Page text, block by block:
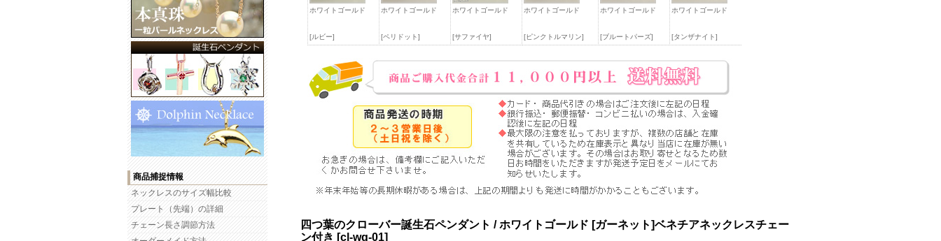
商品捕捉情報
ネックレスのサイズ幅比較
プレート（先端）の詳細
チェーン長さ調節方法
ホワイトゴールド
[ルビー]
ホワイトゴールド
[ペリドット]
ホワイトゴールド
[サファイヤ]
ホワイトゴールド
[ピンクトルマリン]
ホワイトゴールド
[ブルートパーズ]
ホワイトゴールド
[タンザナイト]
四つ葉のクローバー誕生石ペンダント / ホワイトゴールド [ガーネット]ベネチアネックレスチェー
ン付き [cl-wg-01]